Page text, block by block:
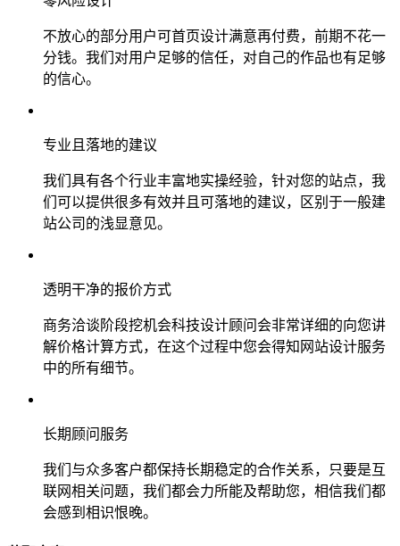
不放心的部分用户可首页设计满意再付费，前期不花一
分钱。我们对用户足够的信任，对自己的作品也有足够
的信心。
专业且落地的建议
我们具有各个行业丰富地实操经验，针对您的站点，我
们可以提供很多有效并且可落地的建议，区别于一般建
站公司的浅显意见。
透明干净的报价方式
商务洽谈阶段挖机会科技设计顾问会非常详细的向您讲
解价格计算方式，在这个过程中您会得知网站设计服务
中的所有细节。
长期顾问服务
我们与众多客户都保持长期稳定的合作关系，只要是互
联网相关问题，我们都会力所能及帮助您，相信我们都
会感到相识恨晚。